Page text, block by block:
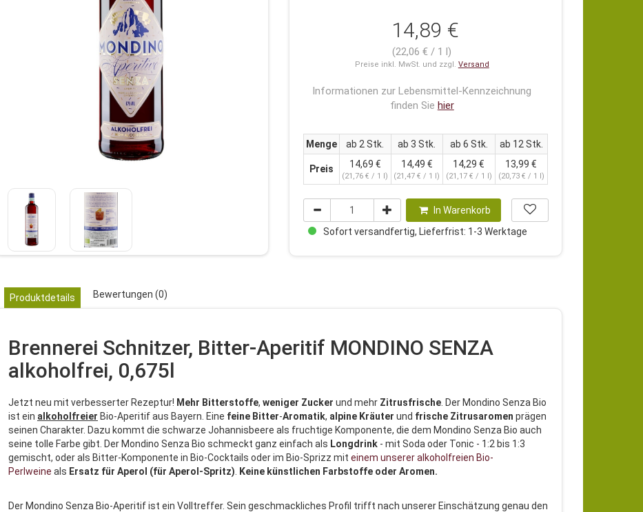
14,89 €
(22,06 € / 1 l)
Preise inkl. MwSt. und zzgl. Versand
Informationen zur Lebensmittel-Kennzeichnung
finden Sie hier
Menge ab 2 Stk. ab 3 Stk. ab 6 Stk. ab 12 Stk.
Preis 14,69 €
(21,76 € / 1 l)
14,49 €
(21,47 € / 1 l)
14,29 €
(21,17 € / 1 l)
13,99 €
(20,73 € / 1 l)
In Warenkorb
Sofort versandfertig, Lieferfrist: 1-3 Werktage
Produktdetails Bewertungen (0)
Brennerei Schnitzer, Bitter-Aperitif MONDINO SENZA
alkoholfrei, 0,675l
Jetzt neu mit verbesserter Rezeptur! Mehr Bitterstoffe, weniger Zucker und mehr Zitrusfrische . Der Mondino Senza Bio
ist ein alkoholfreier Bio-Aperitif aus Bayern. Eine feine Bitter-Aromatik, alpine Kräuter und frische Zitrusaromen prägen
seinen Charakter. Dazu kommt die schwarze Johannisbeere als fruchtige Komponente, die dem Mondino Senza Bio auch
seine tolle Farbe gibt. Der Mondino Senza Bio schmeckt ganz einfach als Longdrink - mit Soda oder Tonic - 1:2 bis 1:3
gemischt, oder als Bitter-Komponente in Bio-Cocktails oder im Bio-Sprizz mit einem unserer alkoholfreien Bio-
Perlweine als Ersatz für Aperol (für Aperol-Spritz) Keine künstlichen Farbstoffe oder Aromen.
Der Mondino Senza Bio-Aperitif ist ein Volltreffer. Sein geschmackliches Profil trifft nach unserer Einschätzung genau den